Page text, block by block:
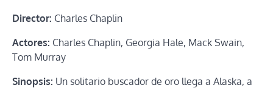
Director: Charles Chaplin
Actores: Charles Chaplin, Georgia Hale, Mack Swain,
Tom Murray
Sinopsis: Un solitario buscador de oro llega a Alaska, a